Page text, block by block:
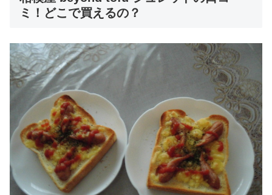
ミ！どこで買えるの？